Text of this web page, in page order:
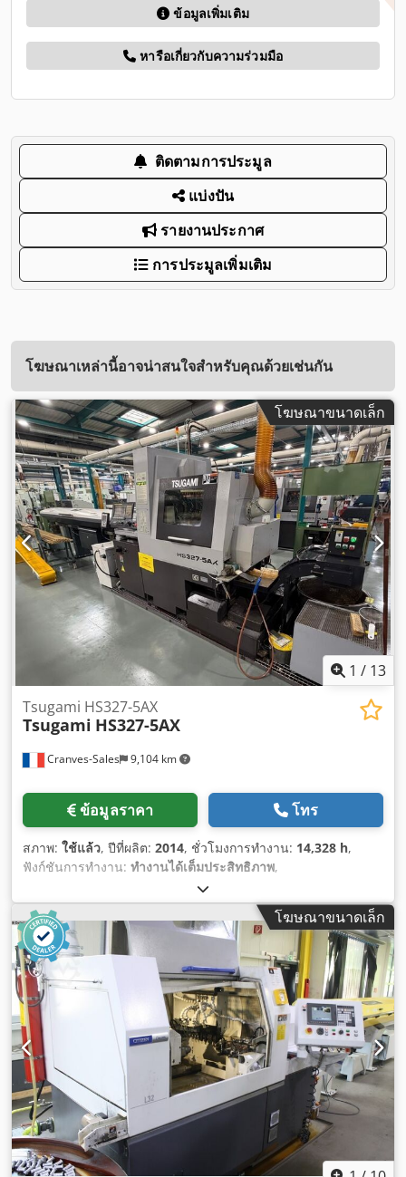
ข้อมูลเพิ่มเติม
หารือเกี่ยวกับความร่วมมือ
ติดตามการประมูล
แบ่งปัน
รายงานประกาศ
การประมูลเพิ่มเติม
โฆษณาเหล่านี้อาจน่าสนใจสำหรับคุณด้วยเช่นกัน
โฆษณาขนาดเล็ก
1 / 13
Cranves-Sales 9,104 km
Tsugami HS327-5AX
Tsugami HS327-5AX
ข้อมูลราคา โทร
สภาพ: ใช้แล้ว, ปีที่ผลิต: 2014, ชั่วโมงการทำงาน: 14,328 h,
ฟังก์ชันการทำงาน: ทำงานได้เต็มประสิทธิภาพ,
โฆษณาขนาดเล็ก